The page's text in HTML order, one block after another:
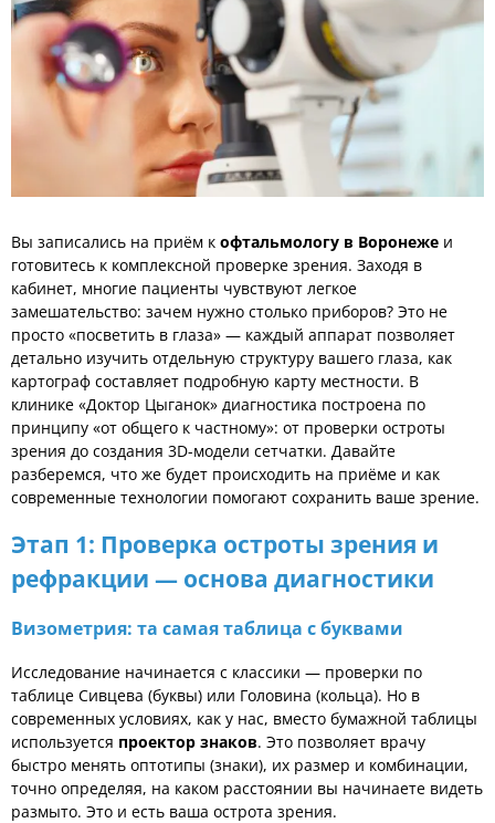
Вы записались на приём к офтальмологу в Воронеже и
готовитесь к комплексной проверке зрения. Заходя в
кабинет, многие пациенты чувствуют легкое
замешательство: зачем нужно столько приборов? Это не
просто «посветить в глаза» — каждый аппарат позволяет
детально изучить отдельную структуру вашего глаза, как
картограф составляет подробную карту местности. В
клинике «Доктор Цыганок» диагностика построена по
принципу «от общего к частному»: от проверки остроты
зрения до создания 3D-модели сетчатки. Давайте
разберемся, что же будет происходить на приёме и как
современные технологии помогают сохранить ваше зрение.
Этап 1: Проверка остроты зрения и
рефракции — основа диагностики
Визометрия: та самая таблица с буквами
Исследование начинается с классики — проверки по
таблице Сивцева (буквы) или Головина (кольца). Но в
современных условиях, как у нас, вместо бумажной таблицы
используется проектор знаков. Это позволяет врачу
быстро менять оптотипы (знаки), их размер и комбинации,
точно определяя, на каком расстоянии вы начинаете видеть
размыто. Это и есть ваша острота зрения.